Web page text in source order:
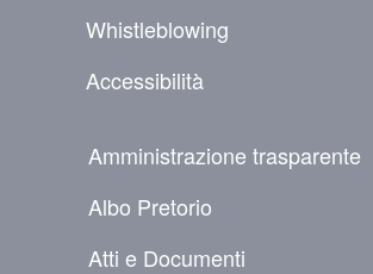
Whistleblowing
Accessibilità
Amministrazione trasparente
Albo Pretorio
Atti e Documenti